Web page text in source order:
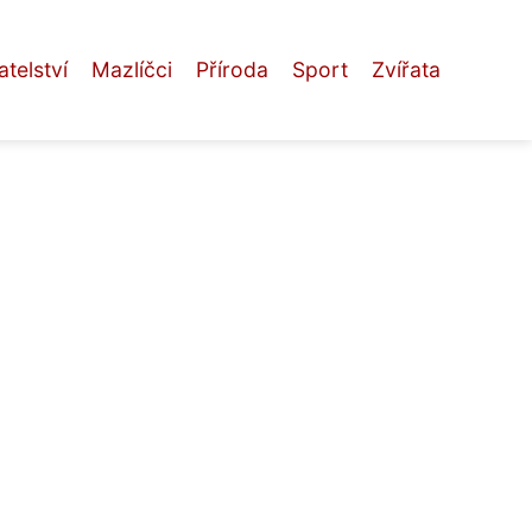
Mazlíčci Příroda Sport Zvířata